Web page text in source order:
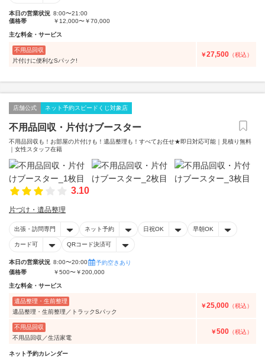
本日の営業状況 8:00〜21:00
価格帯
￥12,000〜￥70,000
主な料金・サービス
不用品回収
片付けに便利なSパック!
￥27,500 （税込）
店舗公式 ネット予約スピードくじ対象店
不用品回収・片付けブースター
不用品回収も！お部屋の片付けも！遺品整理も！すべてお任せ★即日対応可能｜見積り無料
｜女性スタッフ在籍
3.10
片づけ・遺品整理
出張・訪問専門 ネット予約 日祝OK 早朝OK
カード可 QRコード決済可
本日の営業状況 8:00〜20:00
予約空きあり
価格帯
￥500〜￥200,000
主な料金・サービス
遺品整理・生前整理
遺品整理・生前整理／トラックSパック
￥25,000 （税込）
不用品回収
不用品回収／生活家電
￥500 （税込）
ネット予約カレンダー